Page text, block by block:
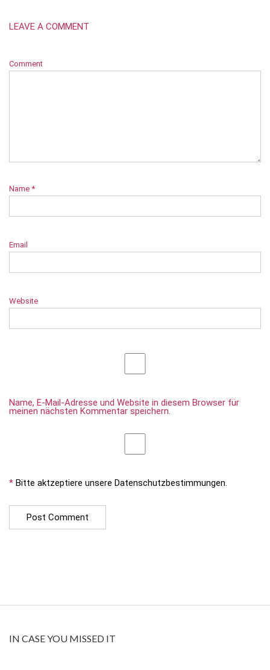
LEAVE A COMMENT
Comment
Name *
Email
Website
Name, E-Mail-Adresse und Website in diesem Browser für
meinen nächsten Kommentar speichern.
* Bitte aktzeptiere unsere Datenschutzbestimmungen.
IN CASE YOU MISSED IT